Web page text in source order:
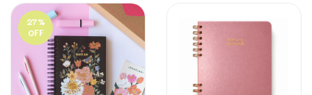
27%
OFF